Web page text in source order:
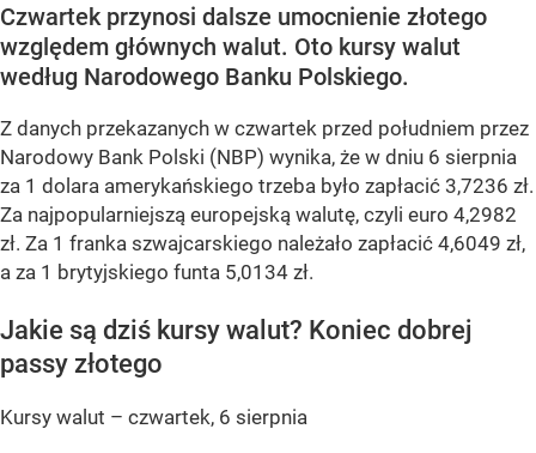
Czwartek przynosi dalsze umocnienie złotego
względem głównych walut. Oto kursy walut
według Narodowego Banku Polskiego.
Z danych przekazanych w czwartek przed południem przez
Narodowy Bank Polski (NBP) wynika, że w dniu 6 sierpnia
za 1 dolara amerykańskiego trzeba było zapłacić 3,7236 zł.
Za najpopularniejszą europejską walutę, czyli euro 4,2982
zł. Za 1 franka szwajcarskiego należało zapłacić 4,6049 zł,
a za 1 brytyjskiego funta 5,0134 zł.
Jakie są dziś kursy walut? Koniec dobrej
passy złotego
Kursy walut – czwartek, 6 sierpnia